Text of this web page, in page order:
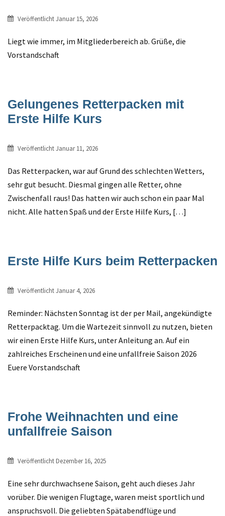
VeröffentlichtJanuar 15, 2026
Liegt wie immer, im Mitgliederbereich ab. Grüße, die
Vorstandschaft
Gelungenes Retterpacken mit
Erste Hilfe Kurs
VeröffentlichtJanuar 11, 2026
Das Retterpacken, war auf Grund des schlechten Wetters,
sehr gut besucht. Diesmal gingen alle Retter, ohne
Zwischenfall raus! Das hatten wir auch schon ein paar Mal
nicht. Alle hatten Spaß und der Erste Hilfe Kurs, […]
Erste Hilfe Kurs beim Retterpacken
VeröffentlichtJanuar 4, 2026
Reminder: Nächsten Sonntag ist der per Mail, angekündigte
Retterpacktag. Um die Wartezeit sinnvoll zu nutzen, bieten
wir einen Erste Hilfe Kurs, unter Anleitung an. Auf ein
zahlreiches Erscheinen und eine unfallfreie Saison 2026
Euere Vorstandschaft
Frohe Weihnachten und eine
unfallfreie Saison
Veröffentlicht Dezember 16, 2025
Eine sehr durchwachsene Saison, geht auch dieses Jahr
vorüber. Die wenigen Flugtage, waren meist sportlich und
anspruchsvoll. Die geliebten Spätabendflüge und